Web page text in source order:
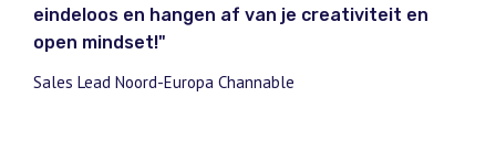
eindeloos en hangen af van je creativiteit en
open mindset!"
Sales Lead Noord-Europa Channable